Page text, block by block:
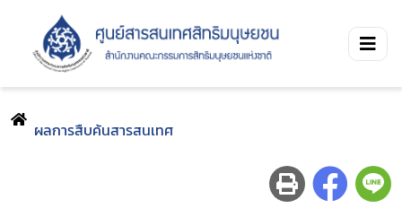
ผลการสืบค้นสารสนเทศ